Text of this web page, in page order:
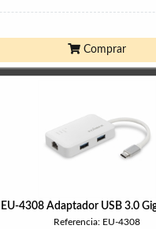
Comprar
EU-4308 Adaptador USB 3.0
Referencia: EU-4308